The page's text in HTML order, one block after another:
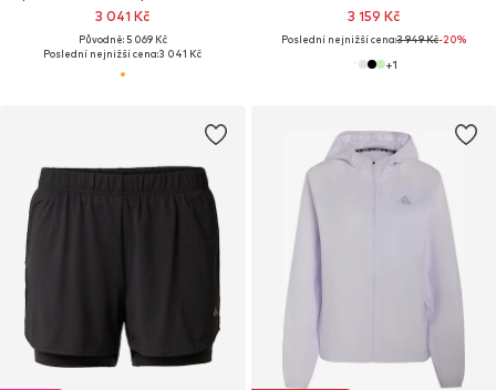
3 041 Kč
Původně: 5 069 Kč
Poslední nejnižší cena:3 041 Kč
3 159 Kč
Poslední nejnižší cena:3 949 Kč-20%
+1